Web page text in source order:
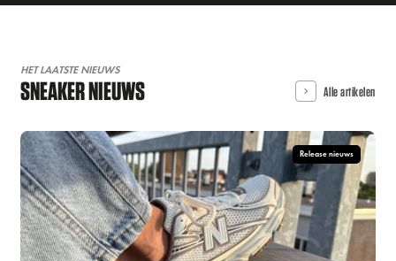
HET LAATSTE NIEUWS
SNEAKER NIEUWS Alle artikelen
Release nieuws